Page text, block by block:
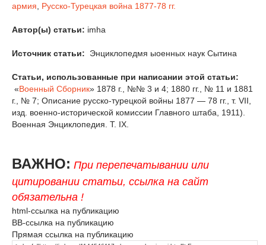
армия
Русско-Турецкая война 1877-78 гг.
Автор(ы) статьи: imha
Источник статьи: Энциклопедмя ыоенных наук Сытина
Статьи, использованные при написании этой статьи:
«Военный Сборник» 1878 г., №№ 3 и 4; 1880 гг., № 11 и 1881
г., № 7; Описание русско-турецкой войны 1877 — 78 гг., т. VII,
изд. военно-исторической комиссии Главного штаба, 1911).
Военная Энциклопедия. T. IX.
ВАЖНО: При перепечатывании или
цитировании статьи, ссылка на сайт
обязательна !
html-ссылка на публикацию
BB-ссылка на публикацию
Прямая ссылка на публикацию